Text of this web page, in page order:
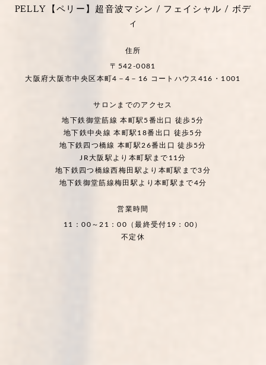
PELLY【ペリー】超音波マシン / フェイシャル / ボデ
ィ
住所
〒542-0081
大阪府大阪市中央区本町4－4－16 コートハウス416・1001
サロンまでのアクセス
地下鉄御堂筋線 本町駅5番出口 徒歩5分
地下鉄中央線 本町駅18番出口 徒歩5分
地下鉄四つ橋線 本町駅26番出口 徒歩5分
JR大阪駅より本町駅まで11分
地下鉄四つ橋線西梅田駅より本町駅まで3分
地下鉄御堂筋線梅田駅より本町駅まで4分
営業時間
11：00～21：00（最終受付19：00）
不定休